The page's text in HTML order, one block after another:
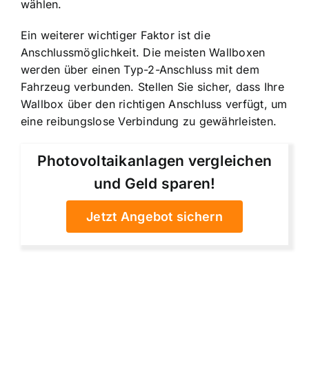
wählen.
Ein weiterer wichtiger Faktor ist die
Anschlussmöglichkeit. Die meisten Wallboxen
werden über einen Typ-2-Anschluss mit dem
Fahrzeug verbunden. Stellen Sie sicher, dass Ihre
Wallbox über den richtigen Anschluss verfügt, um
eine reibungslose Verbindung zu gewährleisten.
Photovoltaikanlagen vergleichen
und Geld sparen!
Jetzt Angebot sichern